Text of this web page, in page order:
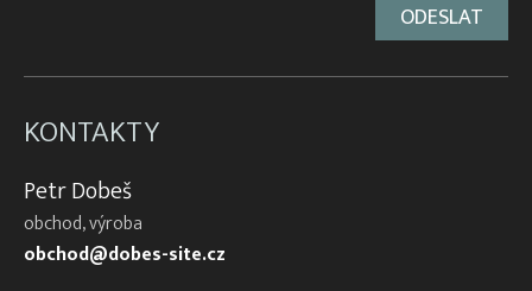
KONTAKTY
Petr Dobeš
obchod, výroba
obchod@dobes-site.cz